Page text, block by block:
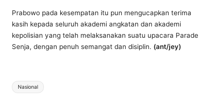
Prabowo pada kesempatan itu pun mengucapkan terima
kasih kepada seluruh akademi angkatan dan akademi
kepolisian yang telah melaksanakan suatu upacara Parade
Senja, dengan penuh semangat dan disiplin. (ant/jey)
Tags:
Nasional